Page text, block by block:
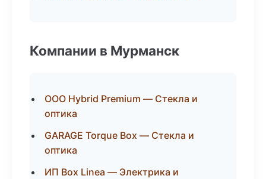
Компании в Мурманск
ООО Hybrid Premium — Стекла и
оптика
GARAGE Torque Box — Стекла и
оптика
ИП Box Linea — Электрика и